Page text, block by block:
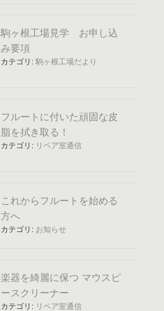
駒ヶ根工場見学 お申し込
み要項
カテゴリ: 駒ヶ根工場だより
フルートに付いた頑固な皮
脂を拭き取る！
カテゴリ: リペア室通信
これからフルートを始める
方へ
カテゴリ: お知らせ
楽器を綺麗に保つ マウスピ
ースクリーナー
カテゴリ: リペア室通信